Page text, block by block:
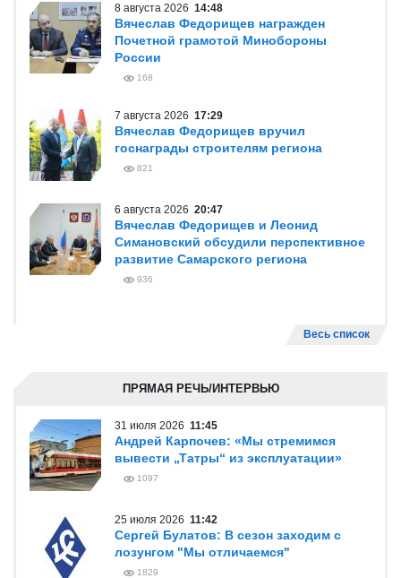
8 августа 2026 14:48
Вячеслав Федорищев награжден
Почетной грамотой Минобороны
России
168
7 августа 2026 17:29
Вячеслав Федорищев вручил
госнаграды строителям региона
821
6 августа 2026 20:47
Вячеслав Федорищев и Леонид
Симановский обсудили перспективное
развитие Самарского региона
936
Весь список
ПРЯМАЯ РЕЧЬ/ИНТЕРВЬЮ
31 июля 2026 11:45
Андрей Карпочев: «Мы стремимся
вывести „Татры“ из эксплуатации»
1097
25 июля 2026 11:42
Сергей Булатов: В сезон заходим с
лозунгом "Мы отличаемся"
1829